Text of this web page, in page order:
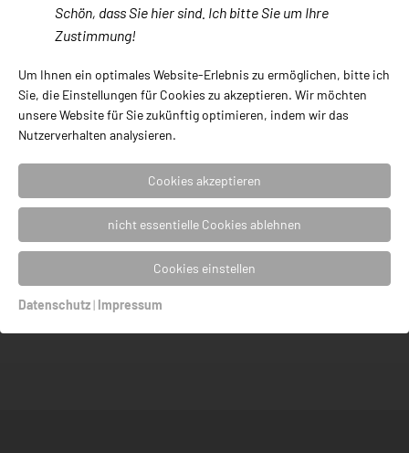
Aktuelle Beiträge
Armreife von Claudia Hoppe
Uhren – Präzision am Handgelenk
NIESSING Spannring
Kleine Diamantkunde
Kontakt
Schön, dass Sie hier sind. Ich bitte Sie um Ihre
Zustimmung!
Um Ihnen ein optimales Website-Erlebnis zu ermöglichen, bitte ich
Sie, die Einstellungen für Cookies zu akzeptieren. Wir möchten
unsere Website für Sie zukünftig optimieren, indem wir das
Nutzerverhalten analysieren.
Cookies akzeptieren
nicht essentielle Cookies ablehnen
Cookies einstellen
Datenschutz| Impressum